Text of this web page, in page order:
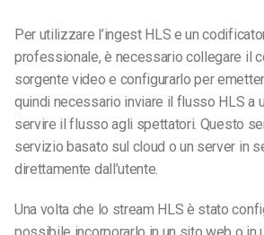
Per utilizzare l’ingest HLS e un
professionale, è necessario collegare il
sorgente video e configurarlo per
quindi necessario inviare il flusso HLS a
servire il flusso agli spettatori. Questo
servizio basato sul cloud o un server in
direttamente dall’utente.
Una volta che lo stream HLS è stato